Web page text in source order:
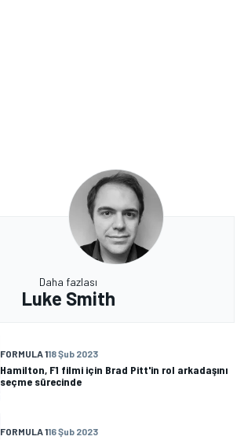
Daha fazlası
Luke Smith
FORMULA 118 Şub 2023
Hamilton, F1 filmi için Brad Pitt'in rol arkadaşını
seçme sürecinde
FORMULA 116 Şub 2023